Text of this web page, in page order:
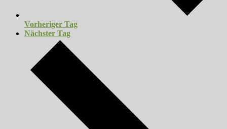
Vorheriger Tag
Nächster Tag